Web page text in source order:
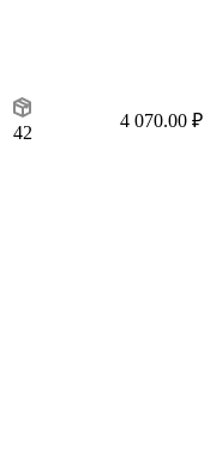
42
4 070.00 ₽